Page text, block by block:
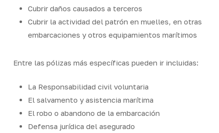
Cubrir daños causados a terceros
Cubrir la actividad del patrón en muelles, en otras
embarcaciones y otros equipamientos marítimos
Entre las pólizas más específicas pueden ir incluidas:
La Responsabilidad civil voluntaria
El salvamento y asistencia marítima
El robo o abandono de la embarcación
Defensa jurídica del asegurado